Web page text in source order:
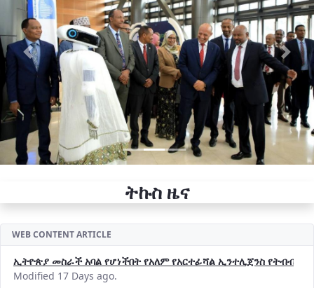
Previous Next
ትኩስ ዜና
WEB CONTENT ARTICLE
ኢትዮጵያ መስራች አባል የሆነችበት የአለም የአርተፊሻል ኢንተሊጀንስ የትብብር
Modified 17 Days ago.